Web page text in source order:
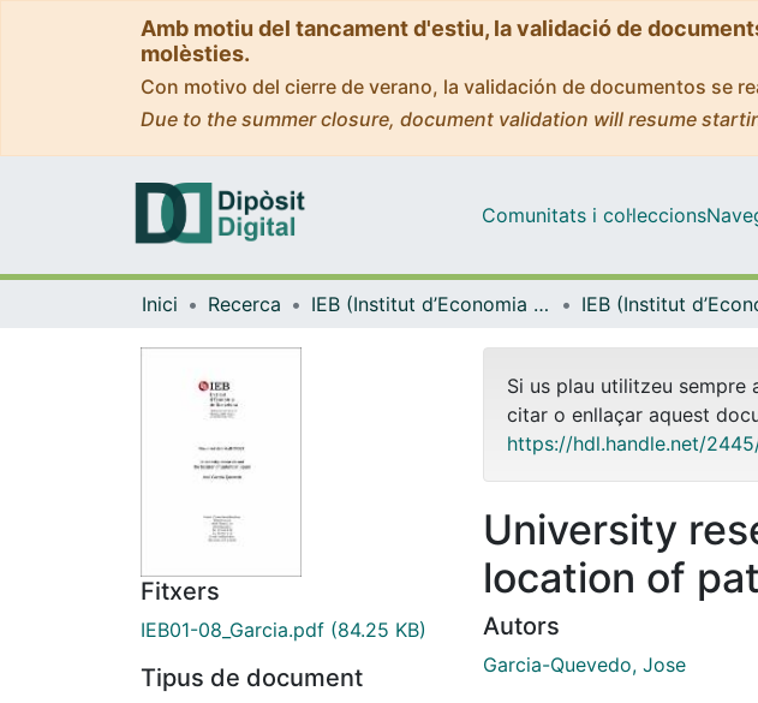
Amb motiu del tancament d'estiu, la validació de
molèsties.
Con motivo del cierre de verano, la validación de documentos se
Due to the summer closure, document validation will resume
Comunitats i col·leccions
Inici Recerca IEB (Institut d’Economia de Barcelona)
Fitxers
IEB01-08_Garcia.pdf (84.25 KB)
Tipus de document
Si us plau utilitzeu
citar o enllaçar aquest
https://hdl.handle.net/
University
location of
Autors
Garcia-Quevedo, Jose